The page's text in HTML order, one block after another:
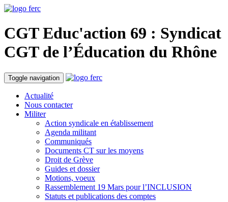
CGT Educ'action 69 : Syndicat
CGT de l’Éducation du Rhône
Toggle navigation
Actualité
Nous contacter
Militer
Action syndicale en établissement
Agenda militant
Communiqués
Documents CT sur les moyens
Droit de Grève
Guides et dossier
Motions, voeux
Rassemblement 19 Mars pour l’INCLUSION
Statuts et publications des comptes